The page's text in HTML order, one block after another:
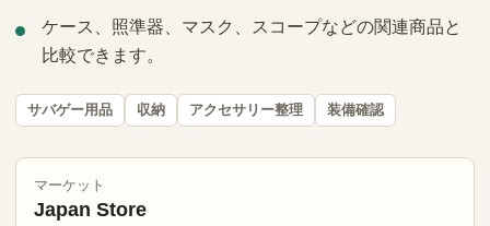
ケース、照準器、マスク、スコープなどの関連商品と
比較できます。
サバゲー用品 収納 アクセサリー整理 装備確認
マーケット
Japan Store